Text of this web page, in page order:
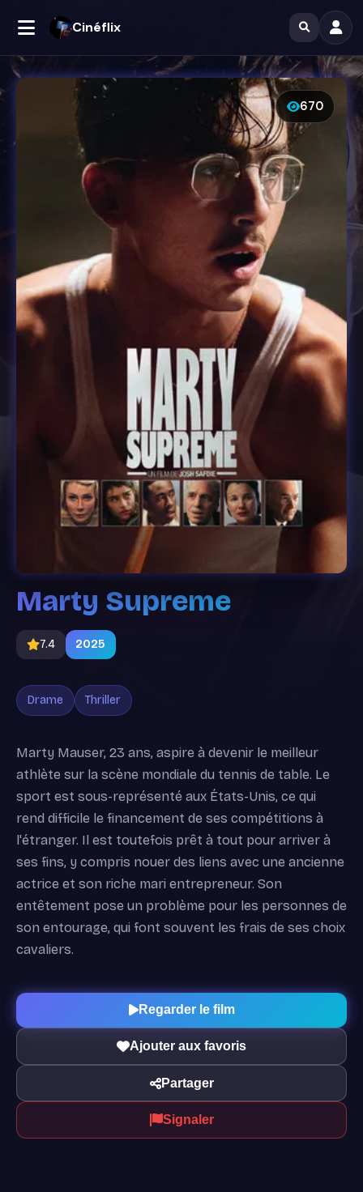
Cinéflix
670
Marty Supreme
7.4 2025
Drame Thriller
Marty Mauser, 23 ans, aspire à devenir le meilleur
athlète sur la scène mondiale du tennis de table. Le
sport est sous-représenté aux États-Unis, ce qui
rend difficile le financement de ses compétitions à
l'étranger. Il est toutefois prêt à tout pour arriver à
ses fins, y compris nouer des liens avec une ancienne
actrice et son riche mari entrepreneur. Son
entêtement pose un problème pour les personnes de
son entourage, qui font souvent les frais de ses choix
cavaliers.
Regarder le film
Ajouter aux favoris
Partager
Signaler